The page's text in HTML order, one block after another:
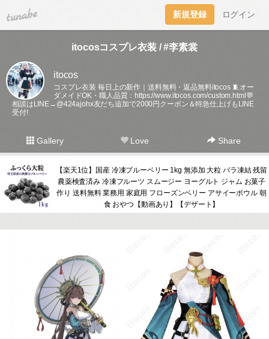
tuna.be 新規登録 ログイン
itocosコスプレ衣装 / #李素裳
itocos
コスプレ衣装 毎日上の新作｜送料無料・返品無料itocos 🧵オー
ダメイドOK・職人品質： https://www.itocos.com/custom.html💬
相談はLINE→@424ajohx友だち追加で2000円クーポン＆特急仕上げもLINE
受付!
Gallery Love Share
【楽天1位】国産 冷凍ブルーベリー 1kg 無添加 大粒 バラ凍結 残留
農薬検査済み 冷凍フルーツ スムージー ヨーグルト ジャム お菓子
作り 送料無料 業務用 家庭用 フローズンベリー アサイーボウル 朝
食 おやつ【動画あり】【デザート】